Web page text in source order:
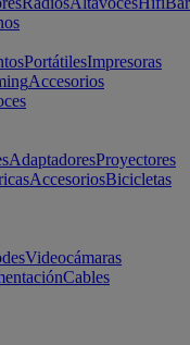
PortátilesImpresoras
Accesorios
AdaptadoresProyectores
AccesoriosBicicletas
Videocámaras
Cables